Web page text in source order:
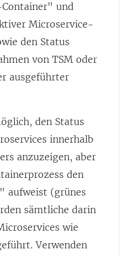
und
Microservice-
den Status
von TSM oder
ausgeführter
den Status
innerhalb
anzuzeigen, aber
den
aufweist (grünes
sämtliche darin
wie
Verwenden